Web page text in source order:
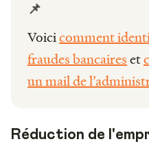
📌
Voicicomment
fraudes bancaireset
un mail de
Réduction de